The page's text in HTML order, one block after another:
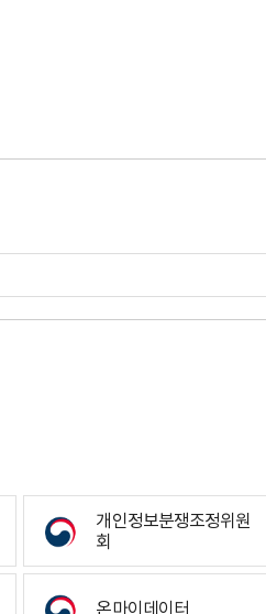
개인정보분쟁조정위원
회
온마이데이터